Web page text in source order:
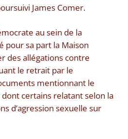
James Comer.
au sein de la
pour sa part la Maison
des allégations contre
le retrait par le
mentionnant le
certains relatant selon la
d’agression sexuelle sur